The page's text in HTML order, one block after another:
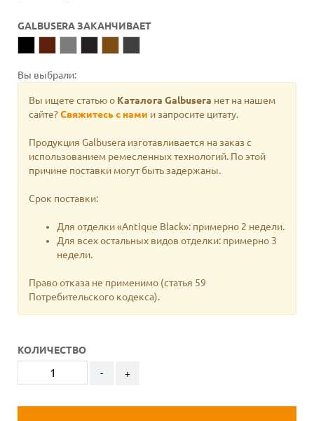
GALBUSERA ЗАКАНЧИВАЕТ
Вы выбрали:
Вы ищете статью о Каталога Galbusera нет на нашем
сайте?Свяжитесь с нами и запросите цитату.
Продукция Galbusera изготавливается на заказ с
использованием ремесленных технологий. По этой
причине поставки могут быть задержаны.
Срок поставки:
Для отделки «Antique Black»: примерно 2 недели.
Для всех остальных видов отделки: примерно 3
недели.
Право отказа не применимо (статья 59
Потребительского кодекса).
КОЛИЧЕСТВО
- +